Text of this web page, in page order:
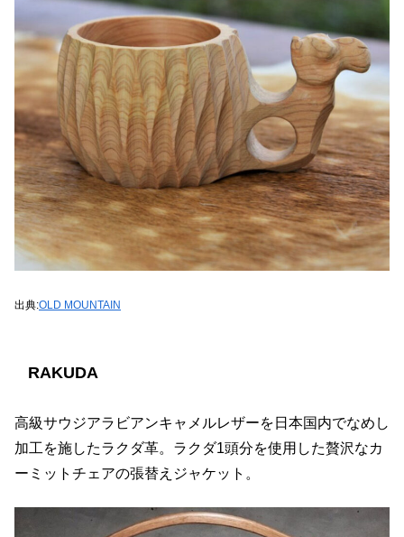
出典:OLD MOUNTAIN
RAKUDA
高級サウジアラビアンキャメルレザーを日本国内でなめし
加工を施したラクダ革。ラクダ1頭分を使用した贅沢なカ
ーミットチェアの張替えジャケット。